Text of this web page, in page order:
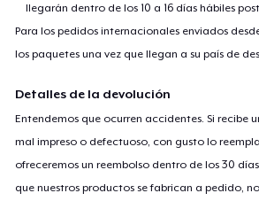
llegarán dentro de los 10 a 16 días hábiles
Para los pedidos internacionales enviados
los paquetes una vez que llegan a su país de
Detalles de la devolución
Entendemos que ocurren accidentes. Si recibe
mal impreso o defectuoso, con gusto lo
ofreceremos un reembolso dentro de los 30
que nuestros productos se fabrican a pedido,